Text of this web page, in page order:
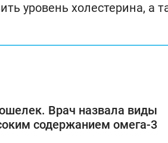
уровень холестерина, а
Врач назвала виды
содержанием омега-3